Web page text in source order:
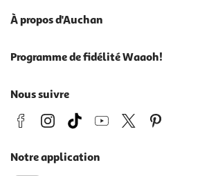
À propos d'Auchan
Programme de fidélité Waaoh!
Nous suivre
Notre application